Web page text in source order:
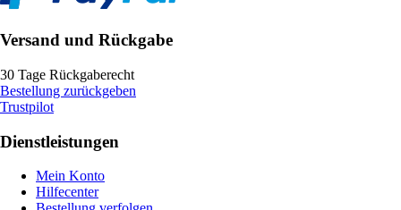
Versand und Rückgabe
30 Tage Rückgaberecht
Bestellung zurückgeben
Trustpilot
Dienstleistungen
Mein Konto
Hilfecenter